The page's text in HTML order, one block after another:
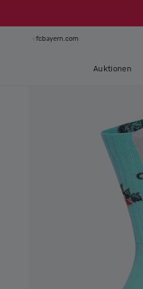
fcbayern.com
Auktionen